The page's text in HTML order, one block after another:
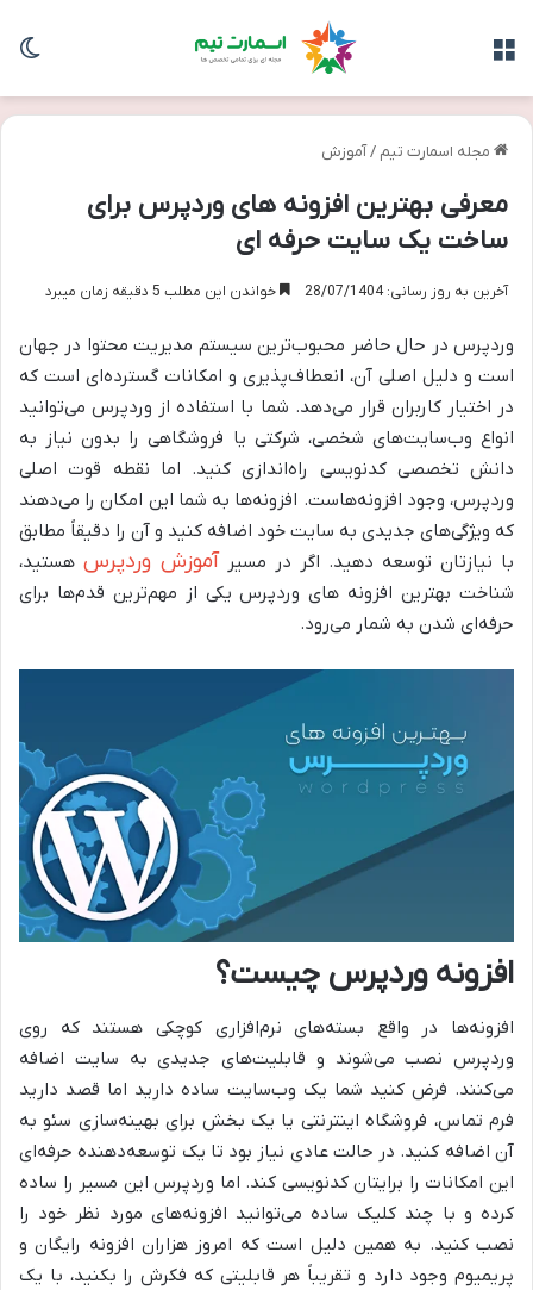
مجله اسمارت تیم /آموزش
معرفی بهترین افزونه های وردپرس برای
ساخت یک سایت حرفه ای
آخرین به روز رسانی: 28/07/1404 خواندن این مطلب 5 دقیقه زمان میبرد
وردپرس در حال حاضر محبوب‌ترین سیستم مدیریت محتوا در جهان
است و دلیل اصلی آن، انعطاف‌پذیری و امکانات گسترده‌ای است که
در اختیار کاربران قرار می‌دهد. شما با استفاده از وردپرس می‌توانید
انواع وب‌سایت‌های شخصی، شرکتی یا فروشگاهی را بدون نیاز به
دانش تخصصی کدنویسی راه‌اندازی کنید. اما نقطه قوت اصلی
وردپرس، وجود افزونه‌هاست. افزونه‌ها به شما این امکان را می‌دهند
که ویژگی‌های جدیدی به سایت خود اضافه کنید و آن را دقیقاً مطابق
با نیازتان توسعه دهید. اگر در مسیر آموزش وردپرس هستید،
شناخت بهترین افزونه های وردپرس یکی از مهم‌ترین قدم‌ها برای
حرفه‌ای شدن به شمار می‌رود.
افزونه وردپرس چیست؟
افزونه‌ها در واقع بسته‌های نرم‌افزاری کوچکی هستند که روی
وردپرس نصب می‌شوند و قابلیت‌های جدیدی به سایت اضافه
می‌کنند. فرض کنید شما یک وب‌سایت ساده دارید اما قصد دارید
فرم تماس، فروشگاه اینترنتی یا یک بخش برای بهینه‌سازی سئو به
آن اضافه کنید. در حالت عادی نیاز بود تا یک توسعه‌دهنده حرفه‌ای
این امکانات را برایتان کدنویسی کند. اما وردپرس این مسیر را ساده
کرده و با چند کلیک ساده می‌توانید افزونه‌های مورد نظر خود را
نصب کنید. به همین دلیل است که امروز هزاران افزونه رایگان و
پریمیوم وجود دارد و تقریباً هر قابلیتی که فکرش را بکنید، با یک